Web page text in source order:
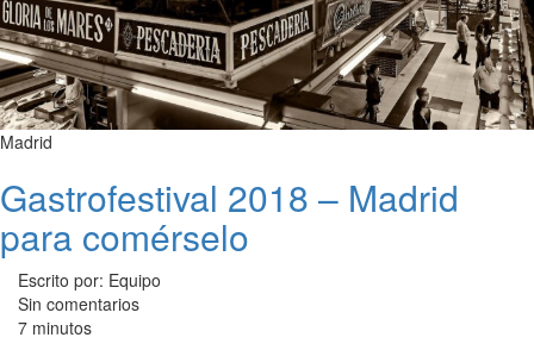
Madrid
Gastrofestival 2018 – Madrid
para comérselo
Escrito por: Equipo
Sin comentarios
7 minutos